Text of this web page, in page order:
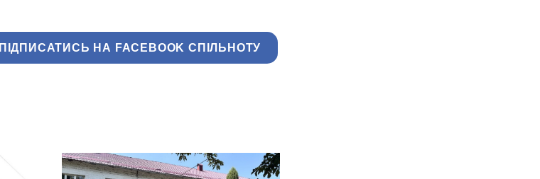
ПІДПИСАТИСЬ НА FACEBOOK СПІЛЬНОТУ